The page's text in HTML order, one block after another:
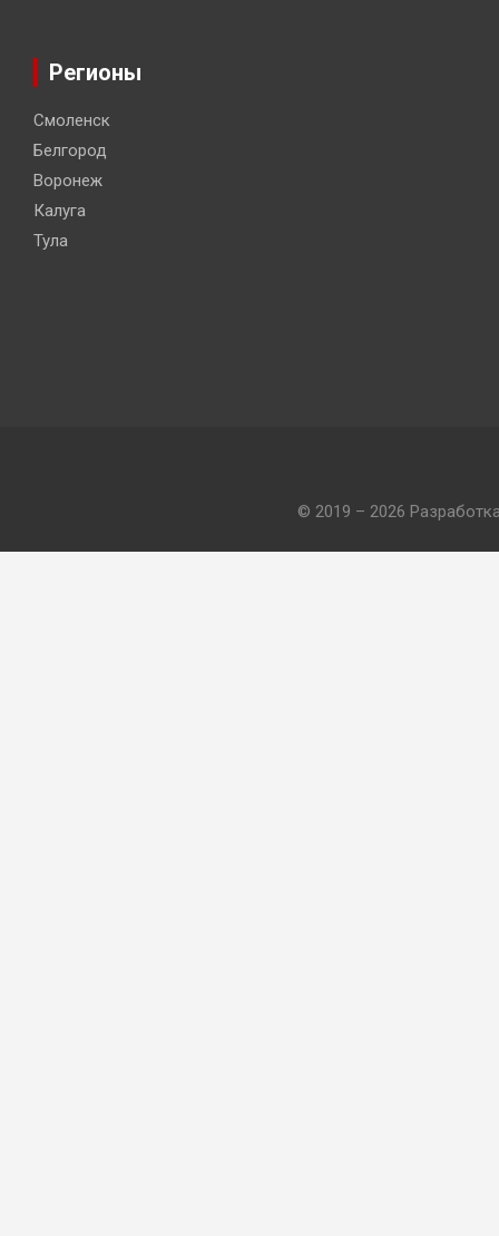
Регионы
Смоленск
Белгород
Воронеж
Калуга
Тула
© 2019 – 2026